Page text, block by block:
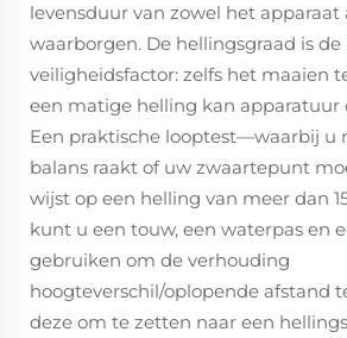
levensduur van zowel het apparaat
waarborgen. De hellingsgraad is
veiligheidsfactor: zelfs het maaien
een matige helling kan apparatuur
Een praktische looptest—waarbij u
balans raakt of uw zwaartepunt
wijst op een helling van meer dan
kunt u een touw, een waterpas en
gebruiken om de verhouding
hoogteverschil/oplopende afstand
deze om te zetten naar een